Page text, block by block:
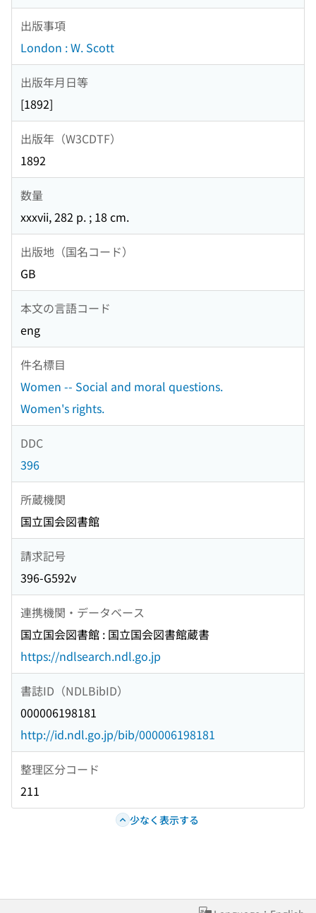
出版事項
London : W. Scott
出版年月日等
[1892]
出版年（W3CDTF）
1892
数量
xxxvii, 282 p. ; 18 cm.
出版地（国名コード）
GB
本文の言語コード
eng
件名標目
Women -- Social and moral questions.
Women's rights.
DDC
396
所蔵機関
国立国会図書館
請求記号
396-G592v
連携機関・データベース
国立国会図書館 : 国立国会図書館蔵書
https://ndlsearch.ndl.go.jp
書誌ID（NDLBibID）
000006198181
http://id.ndl.go.jp/bib/000006198181
整理区分コード
211
少なく表示する